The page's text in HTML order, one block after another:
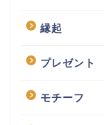
縁起
プレゼント
モチーフ